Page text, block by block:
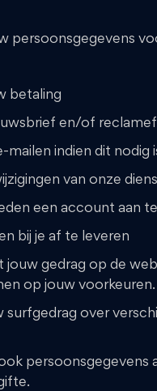
persoonsgegevens
betaling
en/of
indien dit
van onze
een account aan
bij je af te leveren
jouw gedrag op de
op jouw voorkeuren.
surfgedrag over
persoonsgegevens